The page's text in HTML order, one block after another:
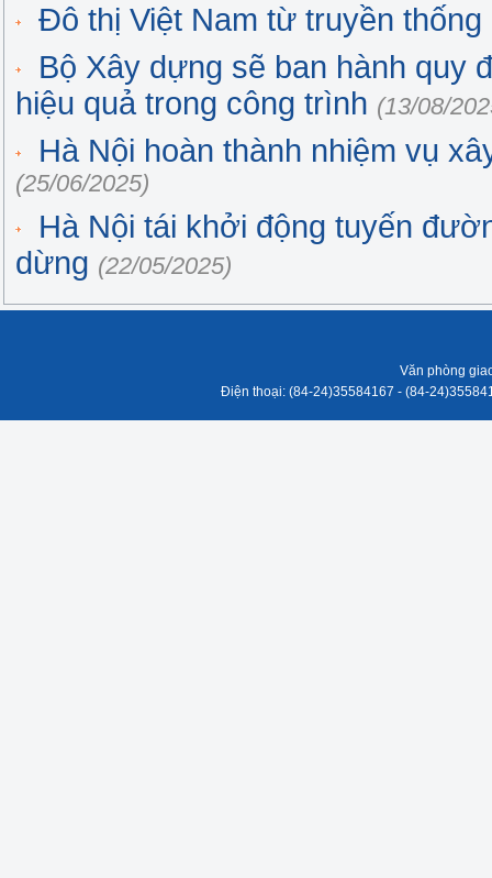
Đô thị Việt Nam từ truyền
Bộ Xây dựng sẽ ban hành quy
hiệu quả trong công trình (13/08/
Hà Nội hoàn thành nhiệm vụ
(25/06/2025)
Hà Nội tái khởi động tuyến
dừng (22/05/2025)
Văn phòng
Điện thoại: (84-24)35584167 - (84-